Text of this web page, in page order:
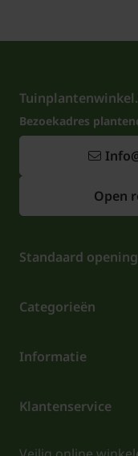
Bezoekadres
Open
Standaard
Categorieën
Informatie
Klantenservice